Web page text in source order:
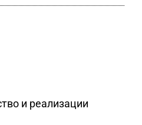
и реализации